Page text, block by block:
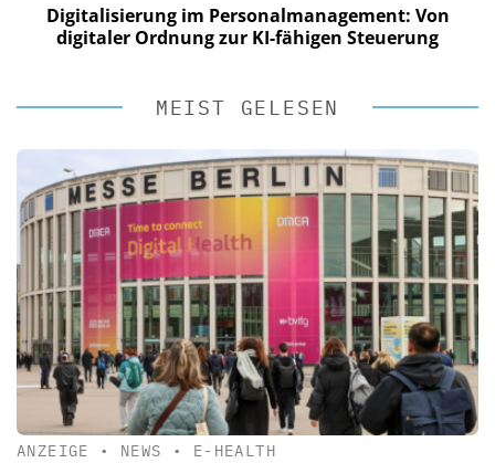
Digitalisierung im Personalmanagement: Von
digitaler Ordnung zur KI-fähigen Steuerung
MEIST GELESEN
ANZEIGE • NEWS • E-HEALTH